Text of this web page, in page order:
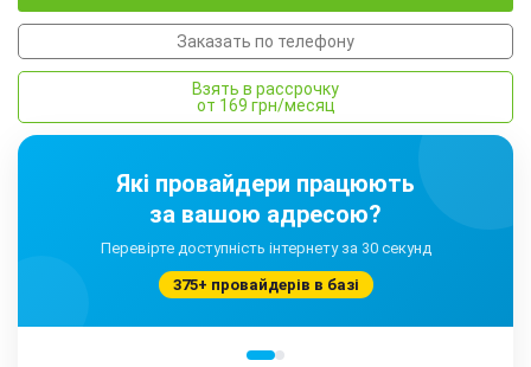
Заказать по телефону
Взять в рассрочку
от 169 грн/месяц
Які провайдери працюють
за вашою адресою?
Перевірте доступність інтернету за 30 секунд
375+ провайдерів в базі